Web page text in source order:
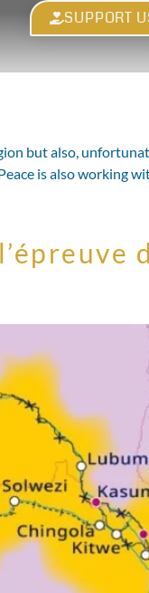
SUPPORT
but also,
is also working